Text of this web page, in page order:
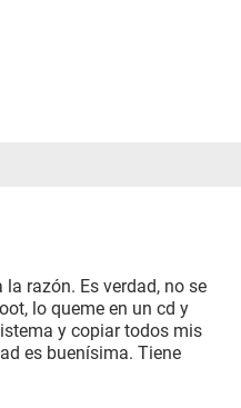
razón. Es verdad, no se
lo queme en un cd y
y copiar todos mis
es buenísima. Tiene